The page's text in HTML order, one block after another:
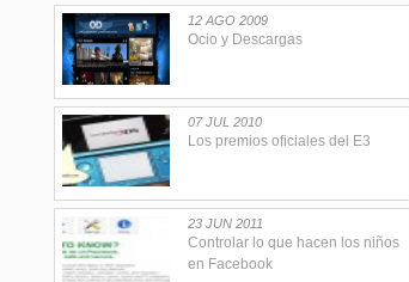
12 AGO 2009
Ocio y Descargas
07 JUL 2010
Los premios oficiales del E3
23 JUN 2011
Controlar lo que hacen los niños
en Facebook